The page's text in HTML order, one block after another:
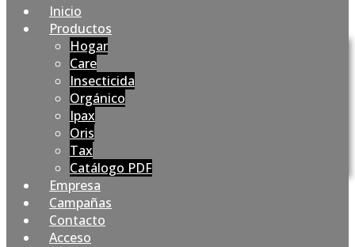
Inicio
Productos
Hogar
Care
Insecticida
Orgánico
Ipax
Oris
Tax
Catálogo PDF
Empresa
Campañas
Contacto
Acceso